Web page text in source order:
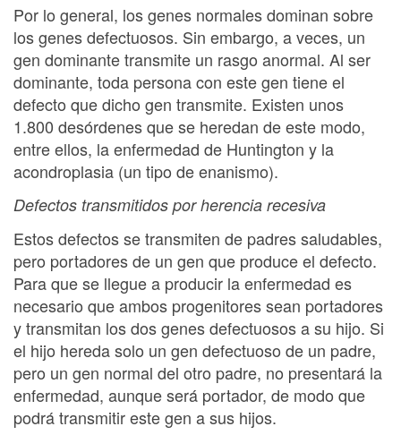
Por lo general, los genes normales dominan sobre
los genes defectuosos. Sin embargo, a veces, un
gen dominante transmite un rasgo anormal. Al ser
dominante, toda persona con este gen tiene el
defecto que dicho gen transmite. Existen unos
1.800 desórdenes que se heredan de este modo,
entre ellos, la enfermedad de Huntington y la
acondroplasia (un tipo de enanismo).
Defectos transmitidos por herencia recesiva
Estos defectos se transmiten de padres saludables,
pero portadores de un gen que produce el defecto.
Para que se llegue a producir la enfermedad es
necesario que ambos progenitores sean portadores
y transmitan los dos genes defectuosos a su hijo. Si
el hijo hereda solo un gen defectuoso de un padre,
pero un gen normal del otro padre, no presentará la
enfermedad, aunque será portador, de modo que
podrá transmitir este gen a sus hijos.